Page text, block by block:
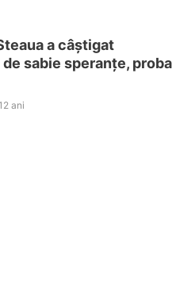
a câștigat
sabie speranțe, proba
12 ani